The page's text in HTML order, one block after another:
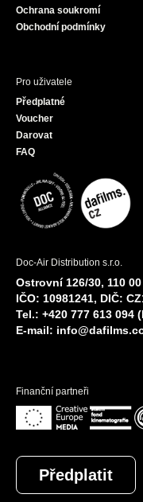
Ochrana soukromí
Obchodní podmínky
Pro uživatele
Předplatné
Voucher
Darovat
FAQ
Doc-Air Distribution s.r.o.
Ostrovní 126/30, 110
IČO: 10981241, DIČ:
Tel.: +420 777 613 094
E-mail:
Finanční partneři
Předplatit